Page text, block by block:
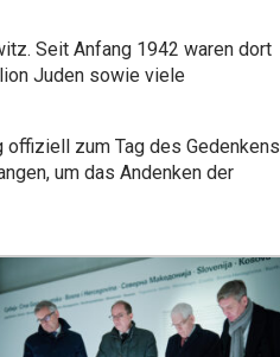
Seit Anfang 1942 waren dort
Juden sowie viele
offiziell zum Tag des Gedenkens
um das Andenken der